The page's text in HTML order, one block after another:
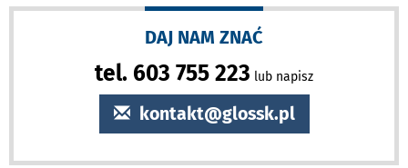
DAJ NAM ZNAĆ
tel. 603 755 223 lub napisz
kontakt@glossk.pl